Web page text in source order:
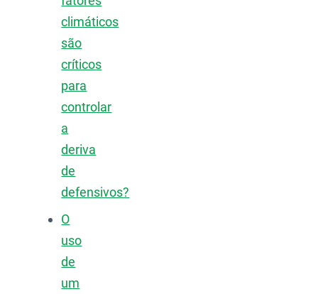
climáticos
são
críticos
para
controlar
a
deriva
de
defensivos?
O
uso
de
um